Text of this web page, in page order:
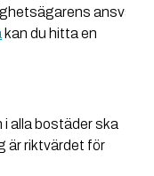
ansvar
kan du hitta en
alla bostäder ska
är riktvärdet för